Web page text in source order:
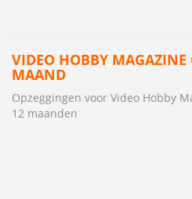
VIDEO HOBBY MAGAZINE
MAAND
Opzeggingen voor Video Hobby
12 maanden